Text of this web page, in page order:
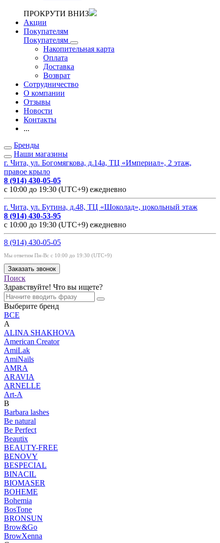
ПРОКРУТИ ВНИЗ
Акции
Покупателям
Покупателям
Накопительная карта
Оплата
Доставка
Возврат
Сотрудничество
О компании
Отзывы
Новости
Контакты
...
Бренды
Наши магазины
г. Чита, ул. Богомягкова, д.14а, ТЦ «Империал», 2 этаж,
правое крыло
8 (914) 430-05-05
с 10:00 до 19:30 (UTC+9) ежедневно
г. Чита, ул. Бутина, д.48, ТЦ «Шоколад», цокольный этаж
8 (914) 430-53-95
с 10:00 до 19:30 (UTC+9) ежедневно
8 (914) 430-05-05
Мы ответим Пн-Вс с 10:00 до 19:30 (UTC+9)
Заказать звонок
Поиск
Здравствуйте! Что вы ищете?
Выберите бренд
ВСЕ
A
ALINA SHAKHOVA
American Creator
AmiLak
AmiNails
AMRA
ARAVIA
ARNELLE
Art-A
B
Barbara lashes
Be natural
Be Perfect
Beautix
BEAUTY-FREE
BENOVY
BESPECIAL
BINACIL
BIOMASER
BOHEME
Bohemia
BosTone
BRONSUN
Brow&Go
BrowXenna